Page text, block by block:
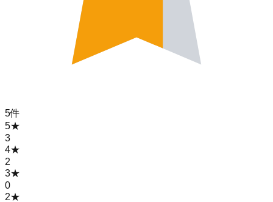
5件
5★
3
4★
2
3★
0
2★